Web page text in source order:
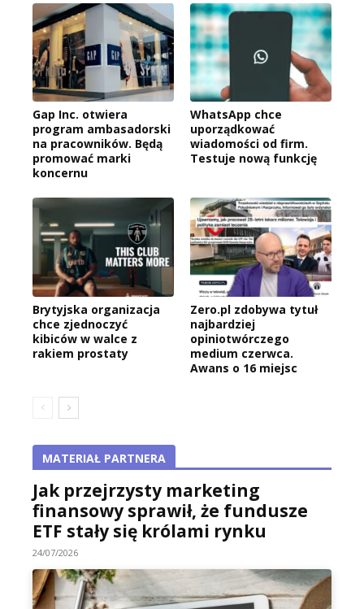
Gap Inc. otwiera
program ambasadorski
na pracowników. Będą
promować marki
koncernu
WhatsApp chce
uporządkować
wiadomości od firm.
Testuje nową funkcję
Brytyjska organizacja
chce zjednoczyć
kibiców w walce z
rakiem prostaty
Zero.pl zdobywa tytuł
najbardziej
opiniotwórczego
medium czerwca.
Awans o 16 miejsc
MATERIAŁ PARTNERA
Jak przejrzysty marketing
finansowy sprawił, że fundusze
ETF stały się królami rynku
24/07/2026